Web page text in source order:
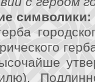
символики: